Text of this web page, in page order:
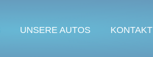
UNSERE AUTOS KONTAKT